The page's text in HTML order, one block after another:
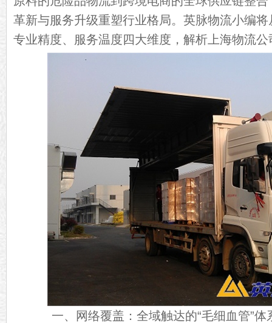
革新与服务升级重塑行业格局。英脉物流小编
专业精度、服务温度四大维度，解析上海物流
一、网络覆盖：全域触达的“毛细血管”体